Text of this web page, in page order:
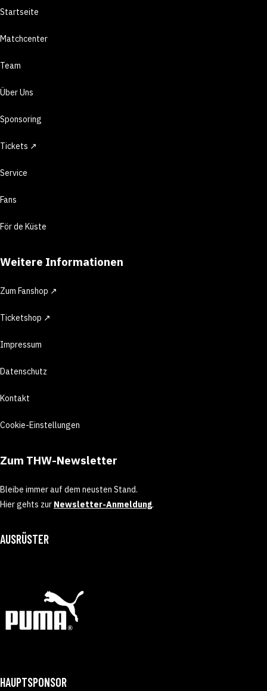
Startseite
Matchcenter
Team
Über Uns
Sponsoring
Tickets ↗
Service
Fans
För de Küste
Weitere Informationen
Zum Fanshop ↗
Ticketshop ↗
Impressum
Datenschutz
Kontakt
Cookie-Einstellungen
Zum THW-Newsletter
Bleibe immer auf dem neusten Stand.
Hier gehts zur Newsletter-Anmeldung.
AUSRÜSTER
HAUPTSPONSOR